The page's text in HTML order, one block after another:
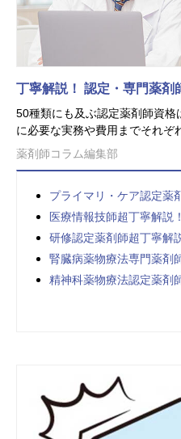
丁寧解説！ 認定・専門薬剤
50種類にも及ぶ認定薬剤師資
に必要な実務や費用までそれぞ
薬剤師コラム編集部
プライマリ・ケア認定薬
医療情報技師超丁寧解説！
研修認定薬剤師超丁寧解
腎臓病薬物療法専門薬剤
精神科薬物療法認定薬剤